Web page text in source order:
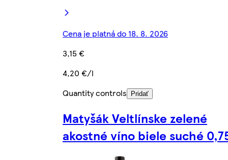
Cena je platná do 18. 8. 2026
3,15 €
4,20 €/l
Quantity controls
Pridať
Matyšák Veltlínske zelené
akostné víno biele suché